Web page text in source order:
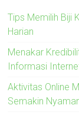
Tips Memilih Biji
Harian
Menakar
Informasi
Aktivitas Online
Semakin